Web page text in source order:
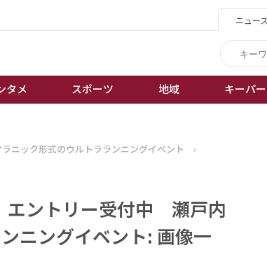
ニュー
タメ スポーツ 地域 キーパ
競輪
ボートレース
ニック形式のウルトラランニングイベント
›
エントリー受付中 瀬戸内
ニングイベント: 画像一